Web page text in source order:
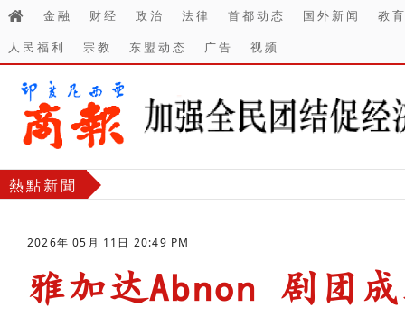
金融 财经 政治 法律 首都动态 国外新闻
教
人民福利
宗教 东盟动态 广告 视频
熱點新聞
2026年 05月 11日 20:49 PM
雅加达Abnon 剧团